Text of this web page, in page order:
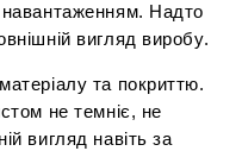
навантаженням. Надто
вигляд виробу.
та покриттю.
не темніє, не
вигляд навіть за